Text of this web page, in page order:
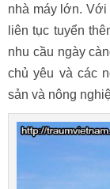
nhà máy lớn. Với
liên tục tuyển
nhu cầu ngày
chủ yêu và các
sản và nông